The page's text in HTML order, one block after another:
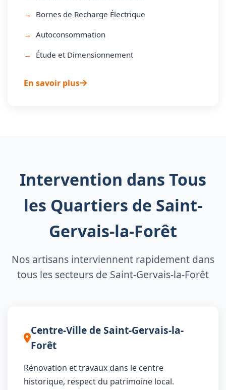
Bornes de Recharge Électrique
Autoconsommation
Étude et Dimensionnement
En savoir plus
Intervention dans Tous
les Quartiers de Saint-
Gervais-la-Forêt
Nos artisans interviennent rapidement dans
tous les secteurs de Saint-Gervais-la-Forêt
Centre-Ville de Saint-Gervais-la-
Forêt
Rénovation et travaux dans le centre
historique, respect du patrimoine local.